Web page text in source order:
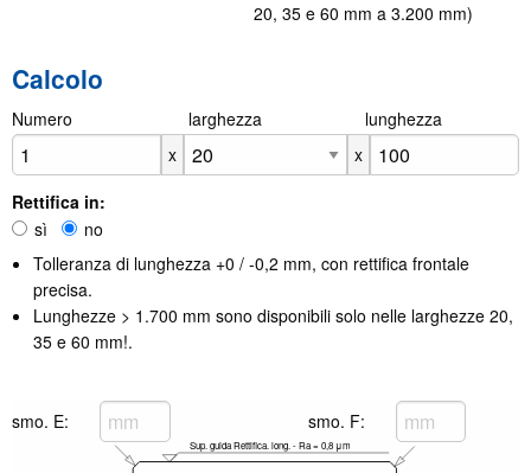
20, 35 e 60 mm a 3.200 mm)
Calcolo
Numero larghezza
lunghezza
x
x
Rettifica in:
sì
no
Tolleranza di lunghezza +0 / -0,2 mm, con rettifica frontale
precisa.
Lunghezze > 1.700 mm sono disponibili solo nelle larghezze 20,
35 e 60 mm!.
smo. E: smo. F:
Sup. guida Rettifica. long. - Ra = 0,8 μm